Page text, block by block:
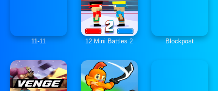
11-11 12 Mini Battles 2 Blockpost